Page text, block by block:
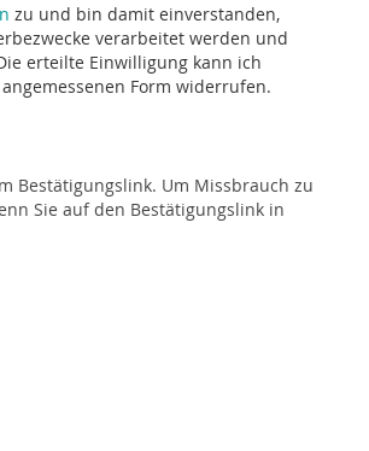
zu und bin damit einverstanden,
verarbeitet werden und
erteilte Einwilligung kann ich
Form widerrufen.
Bestätigungslink. Um Missbrauch zu
Sie auf den Bestätigungslink in